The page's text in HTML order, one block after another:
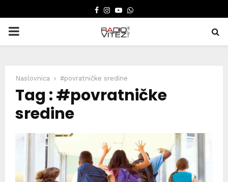
FACEBOOK
INSTAGRAM
YOUTUBE
WHATSAPP
PRIMARY
Naslovnica #povratničke sredine
Tag : #povratničke
sredine